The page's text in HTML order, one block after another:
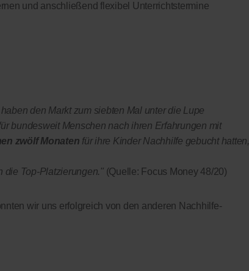
und anschließend flexibel Unterrichtstermine
den Markt zum siebten Mal unter die Lupe
bundesweit Menschen nach ihren Erfahrungen mit
zwölf Monaten für ihre Kinder Nachhilfe gebucht hatten,
die Top-Platzierungen."(Quelle: Focus Money 48/20)
wir uns erfolgreich von den anderen Nachhilfe-